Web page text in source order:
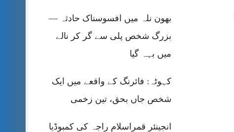
بھون نلہ میں افسوسناک حادثہ —
بزرگ شخص پلی سے گر کر نالے
میں بہہ گیا
کہوٹہ: فائرنگ کے واقعے میں ایک
شخص جاں بحق، تین زخمی
انجینئر قمراسلام راجہ کی کمبوڈیا